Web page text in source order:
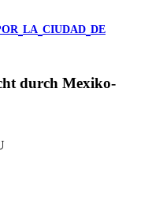
LA CIUDAD DE
durch Mexiko-